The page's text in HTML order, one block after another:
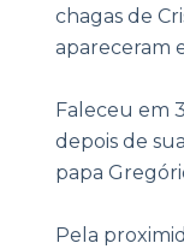
chagas de
apareceram
Faleceu em
depois de
papa
Pela